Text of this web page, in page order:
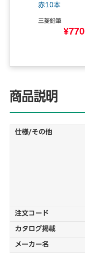
赤10本
三菱鉛筆
¥770
商品説明
仕様/その他
注文コード
カタログ掲載
メーカー名